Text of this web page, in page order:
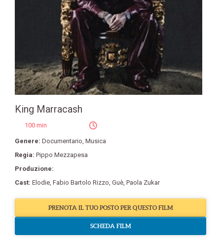
King Marracash
100 min
Genere: Documentario Musica
Regia: Pippo Mezzapesa
Produzione:
Cast: Elodie Fabio Bartolo Rizzo Guè Paola Zukar
PRENOTA IL TUO POSTO PER QUESTO FILM
SCHEDA FILM